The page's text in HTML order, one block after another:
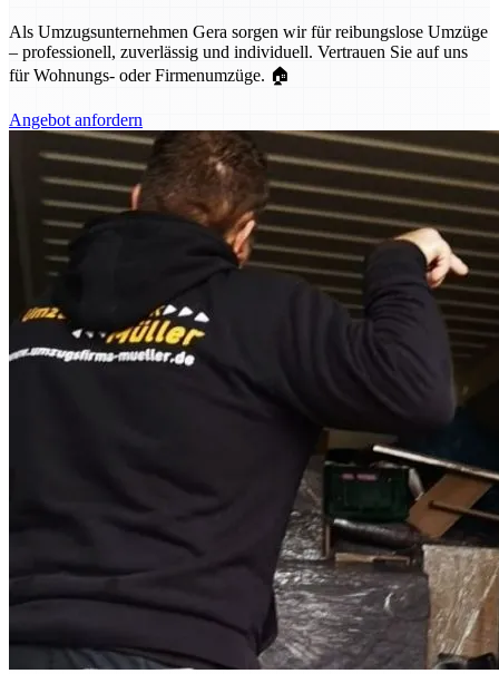
Als Umzugsunternehmen Gera sorgen wir für reibungslose Umzüge
– professionell, zuverlässig und individuell. Vertrauen Sie auf uns
für Wohnungs- oder Firmenumzüge. 🏠
Angebot anfordern